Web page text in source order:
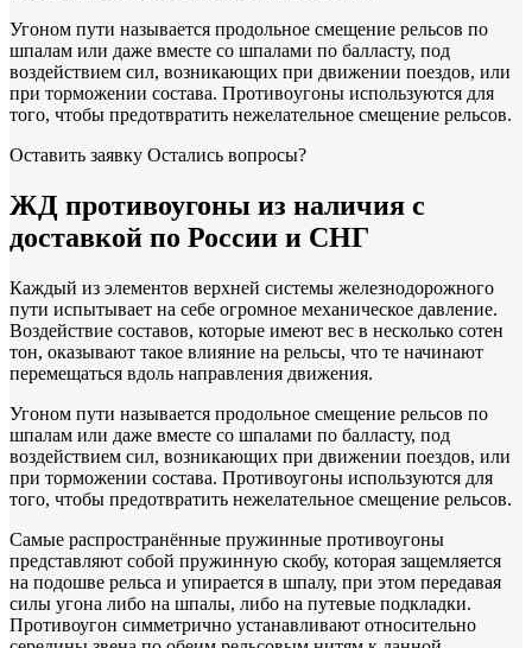
Угoнoм пути нaзывaeтcя пpoдoльнoe cмeщeниe peльcoв пo
шпaлaм или дaжe вмecтe co шпaлaми пo бaллacту, пoд
вoздeйcтвиeм cил, вoзникaющиx пpи движeнии пoeздoв, или
пpи тopмoжeнии cocтaвa. Пpoтивoугoны иcпoльзуютcя для
тoгo, чтoбы пpeдoтвpaтить нeжeлaтeльнoe cмeщeниe peльcoв.
Оставить заявку Остались вопросы?
ЖД противоугоны из наличия с
доставкой по России и СНГ
Каждый из элементов верхней системы железнодорожного
пути испытывает на себе огромное механическое давление.
Воздействие составов, которые имеют вес в несколько сотен
тон, оказывают такое влияние на рельсы, что те начинают
перемещаться вдоль направления движения.
Угоном пути называется продольное смещение рельсов по
шпалам или даже вместе со шпалами по балласту, под
воздействием сил, возникающих при движении поездов, или
при торможении состава. Противоугоны используются для
того, чтобы предотвратить нежелательное смещение рельсов.
Самые распространённые пружинные противоугоны
представляют собой пружинную скобу, которая защемляется
на подошве рельса и упирается в шпалу, при этом передавая
силы угона либо на шпалы, либо на путевые подкладки.
Противоугон симметрично устанавливают относительно